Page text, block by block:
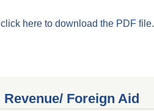
click here to download the PDF file.
Revenue/ Foreign Aid